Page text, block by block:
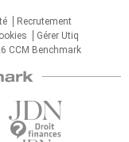
Recrutement
Gérer Utiq
CCM Benchmark